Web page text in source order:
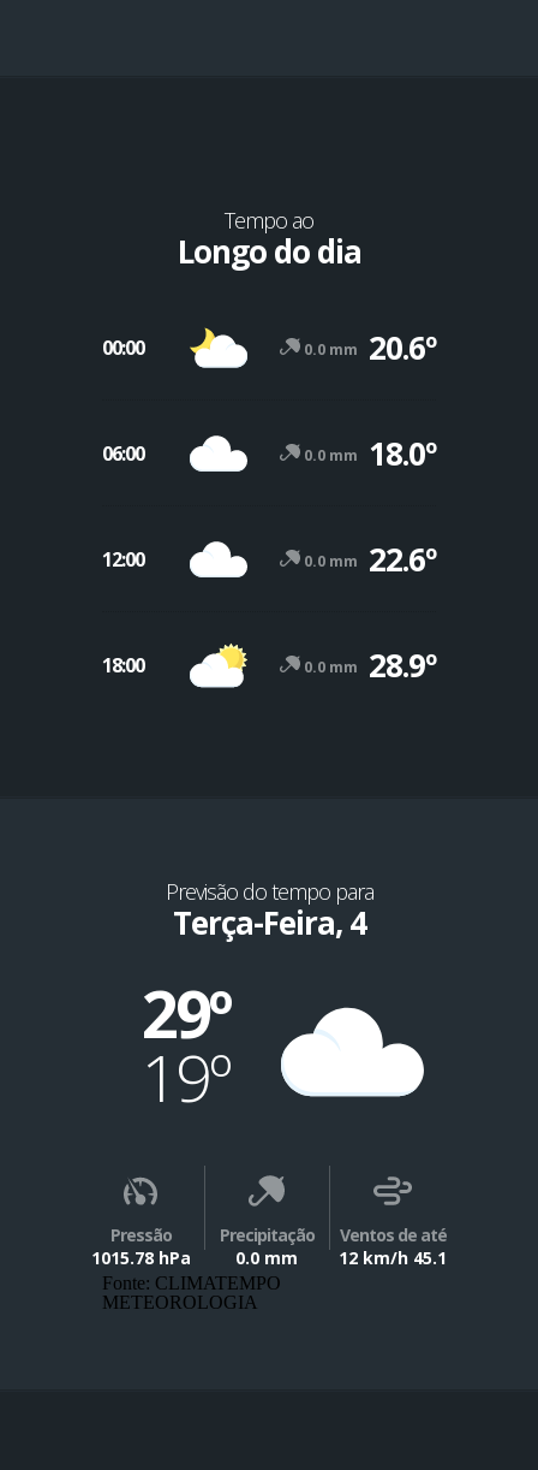
Tempo ao
Longo do dia
00:00 0.0 mm 20.6º
06:00 0.0 mm 18.0º
12:00 0.0 mm 22.6º
18:00 0.0 mm 28.9º
Previsão do tempo para
Terça-Feira, 4
29º
19º
Pressão
1015.78 hPa
Precipitação
0.0 mm
Ventos de até
12 km/h 45.1
Fonte: CLIMATEMPO
METEOROLOGIA